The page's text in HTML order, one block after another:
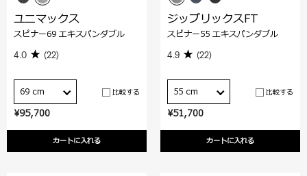
¥95,700
カートに入れる
ユニマックス
スピナー69 エキスパンダブル
4.0 (22)
69 cm 比較する
¥51,700
カートに入れる
ジップリックスFT
スピナー55 エキスパンダブル
4.9 (22)
55 cm 比較する